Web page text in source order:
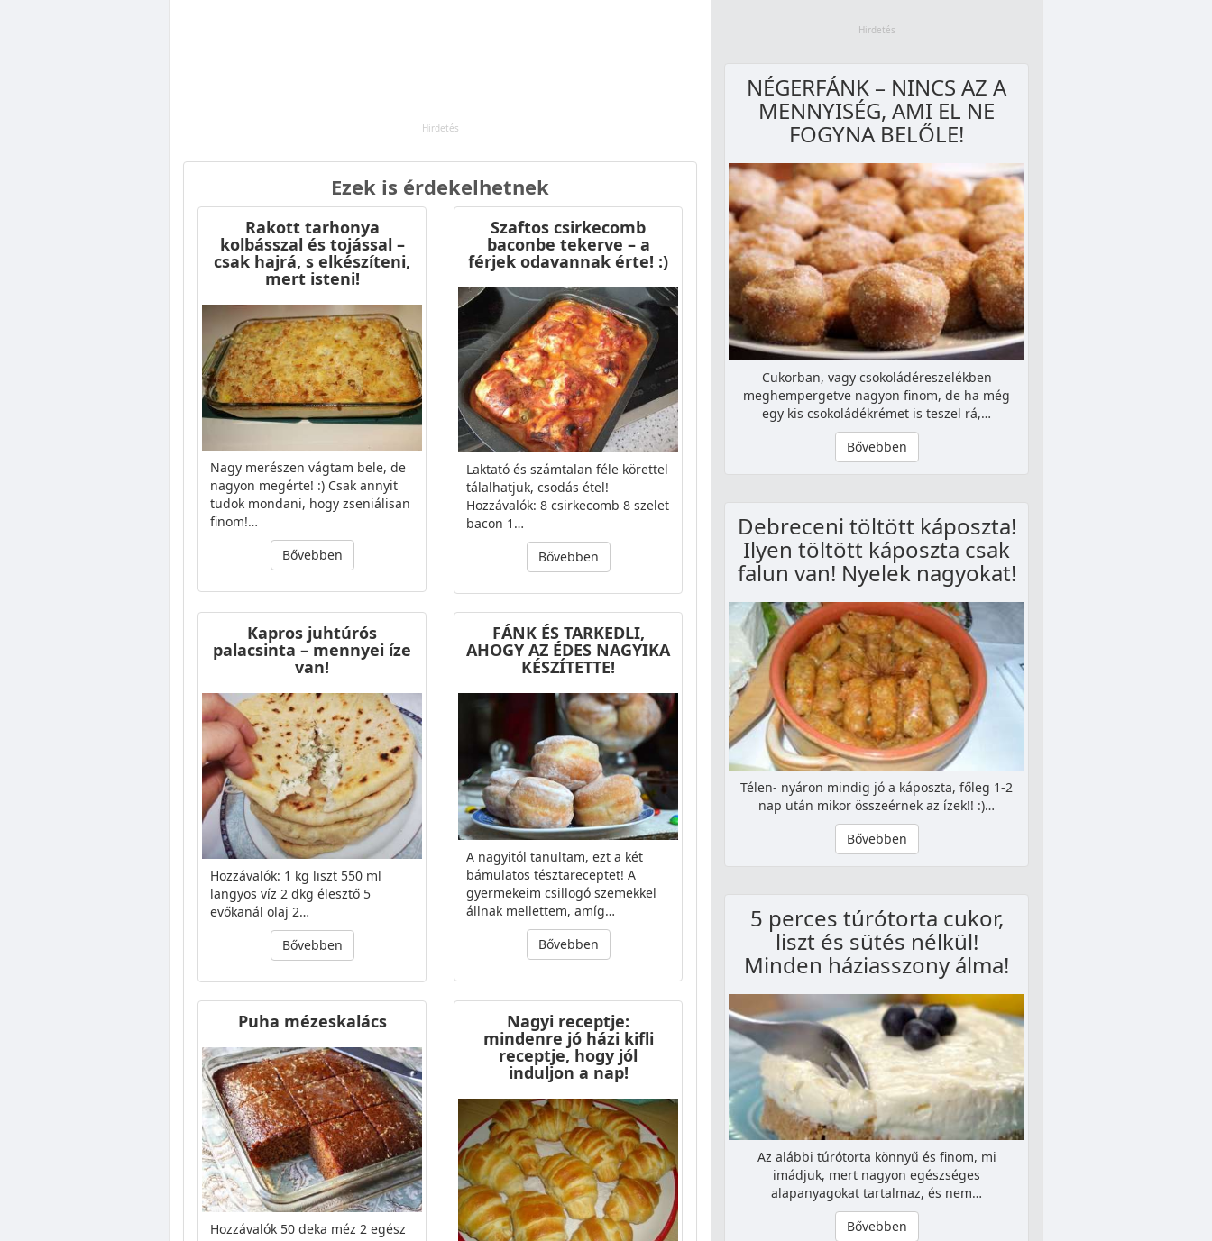
Ezek is érdekelhetnek
Rakott tarhonya
kolbásszal és tojással –
csak hajrá, s elkészíteni,
mert isteni!
Nagy merészen vágtam bele, de
nagyon megérte! :) Csak annyit
tudok mondani, hogy zseniálisan
finom!…
Bővebben
Szaftos csirkecomb
baconbe tekerve – a
férjek odavannak érte! :)
Laktató és számtalan féle körettel
tálalhatjuk, csodás étel!
Hozzávalók: 8 csirkecomb 8 szelet
bacon 1…
Bővebben
Kapros juhtúrós
palacsinta – mennyei íze
van!
Hozzávalók: 1 kg liszt 550 ml
langyos víz 2 dkg élesztő 5
evőkanál olaj 2…
Bővebben
FÁNK ÉS TARKEDLI,
AHOGY AZ ÉDES NAGYIKA
KÉSZÍTETTE!
A nagyitól tanultam, ezt a két
bámulatos tésztareceptet! A
gyermekeim csillogó szemekkel
állnak mellettem, amíg…
Bővebben
Puha mézeskalács
Hozzávalók 50 deka méz 2 egész
Nagyi receptje:
mindenre jó házi kifli
receptje, hogy jól
induljon a nap!
NÉGERFÁNK – NINCS AZ A
MENNYISÉG, AMI EL NE
FOGYNA BELŐLE!
Cukorban, vagy csokoládéreszelékben
meghempergetve nagyon finom, de ha még
egy kis csokoládékrémet is teszel rá,…
Bővebben
Debreceni töltött káposzta!
Ilyen töltött káposzta csak
falun van! Nyelek nagyokat!
Télen- nyáron mindig jó a káposzta, főleg 1-2
nap után mikor összeérnek az ízek!! :)…
Bővebben
5 perces túrótorta cukor,
liszt és sütés nélkül!
Minden háziasszony álma!
Az alábbi túrótorta könnyű és finom, mi
imádjuk, mert nagyon egészséges
alapanyagokat tartalmaz, és nem…
Bővebben